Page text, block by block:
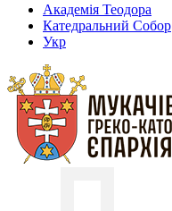
Академія Теодора
Катедральний Собор
Укр